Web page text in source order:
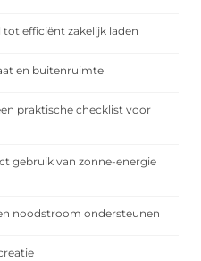
tot efficiënt zakelijk laden
en buitenruimte
praktische checklist voor
gebruik van zonne-energie
noodstroom ondersteunen